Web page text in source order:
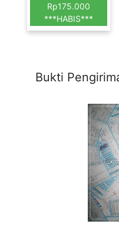
Rp175.000
***HABIS***
Bukti